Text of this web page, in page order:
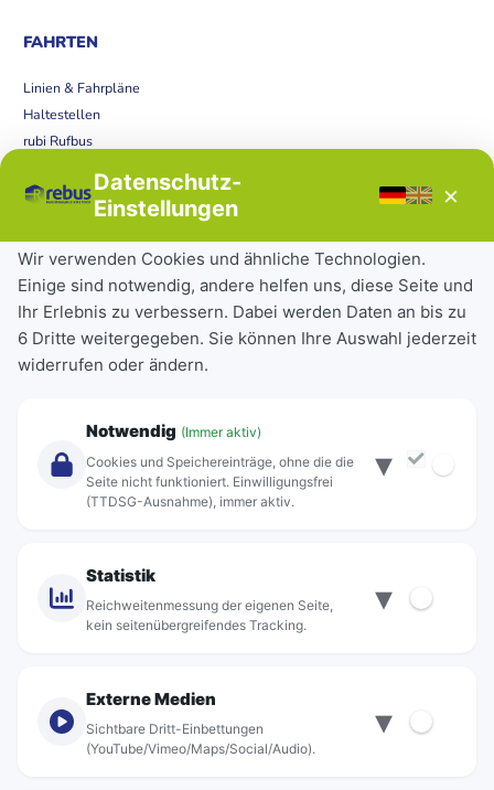
FAHRTEN
Linien & Fahrpläne
Haltestellen
rubi Rufbus
Störungen
Tickets & Tarife
Deutschlandticket
Schülerkarte
Einzeltickets
Abonnements
Über Rebus
Standorte
© rebus Regionalbus Rostock GmbH
Datenschutz-
Einstellungen
×
Wir verwenden Cookies und ähnliche Technologien.
Einige sind notwendig, andere helfen uns, diese Seite und
Ihr Erlebnis zu verbessern. Dabei werden Daten an bis zu
6 Dritte weitergegeben. Sie können Ihre Auswahl jederzeit
widerrufen oder ändern.
Notwendig (Immer aktiv)
Cookies und Speichereinträge, ohne die die
Seite nicht funktioniert. Einwilligungsfrei
(TTDSG-Ausnahme), immer aktiv.
▾
Statistik
Reichweitenmessung der eigenen Seite,
kein seitenübergreifendes Tracking.
▾
Externe Medien
Sichtbare Dritt-Einbettungen
(YouTube/Vimeo/Maps/Social/Audio).
▾